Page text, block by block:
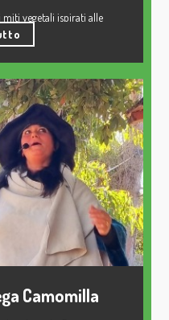
vegetali ispirati alle
testi da me scritti
nascosta del bosco
con una introduzione sui
alberi.
3 ore
proposti esercizi di
Camomilla